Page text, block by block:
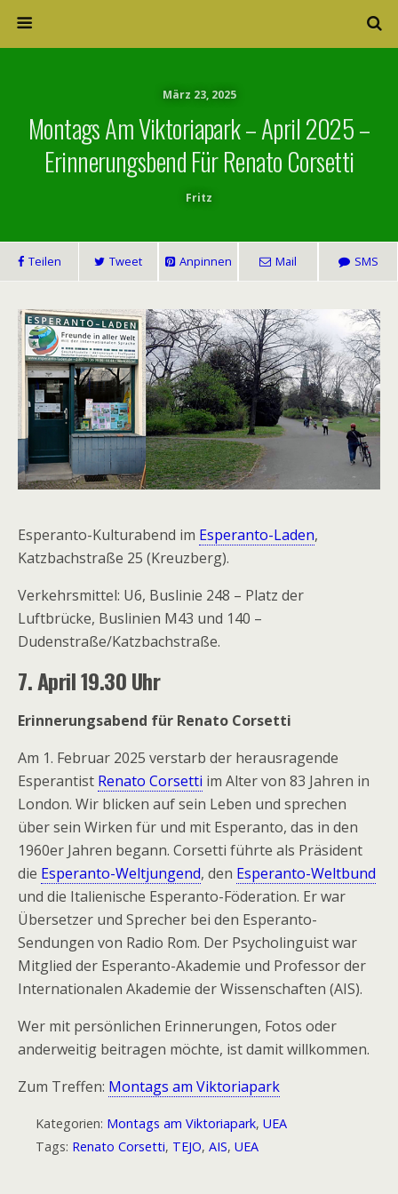
März 23, 2025
Montags Am Viktoriapark – April 2025 –
Erinnerungsbend Für Renato Corsetti
Fritz
Teilen Tweet Anpinnen Mail SMS
Esperanto-Kulturabend im Esperanto-Laden,
Katzbachstraße 25 (Kreuzberg).
Verkehrsmittel: U6, Buslinie 248 – Platz der
Luftbrücke, Buslinien M43 und 140 –
Dudenstraße/Katzbachstraße.
7.April19.30 Uhr
Erinnerungsabend für Renato Corsetti
Am 1. Februar 2025 verstarb der herausragende
Esperantist Renato Corsetti im Alter von 83 Jahren in
London. Wir blicken auf sein Leben und sprechen
über sein Wirken für und mit Esperanto, das in den
1960er Jahren begann. Corsetti führte als Präsident
die Esperanto-Weltjungend, den Esperanto-Weltbund
und die Italienische Esperanto-Föderation. Er war
Übersetzer und Sprecher bei den Esperanto-
Sendungen von Radio Rom. Der Psycholinguist war
Mitglied der Esperanto-Akademie und Professor der
Internationalen Akademie der Wissenschaften (AIS).
Wer mit persönlichen Erinnerungen, Fotos oder
anderweitig beitragen möchte, ist damit willkommen.
Zum Treffen: Montags am Viktoriapark
Kategorien: Montags am Viktoriapark, UEA
Tags: Renato Corsetti, TEJO, AIS, UEA